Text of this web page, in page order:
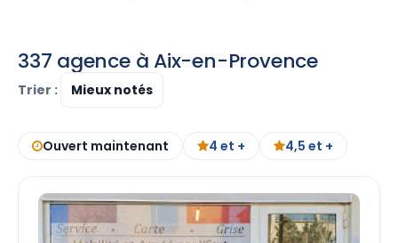
337 agence à Aix-en-Provence
Trier :
Ouvert maintenant 4 et + 4,5 et +